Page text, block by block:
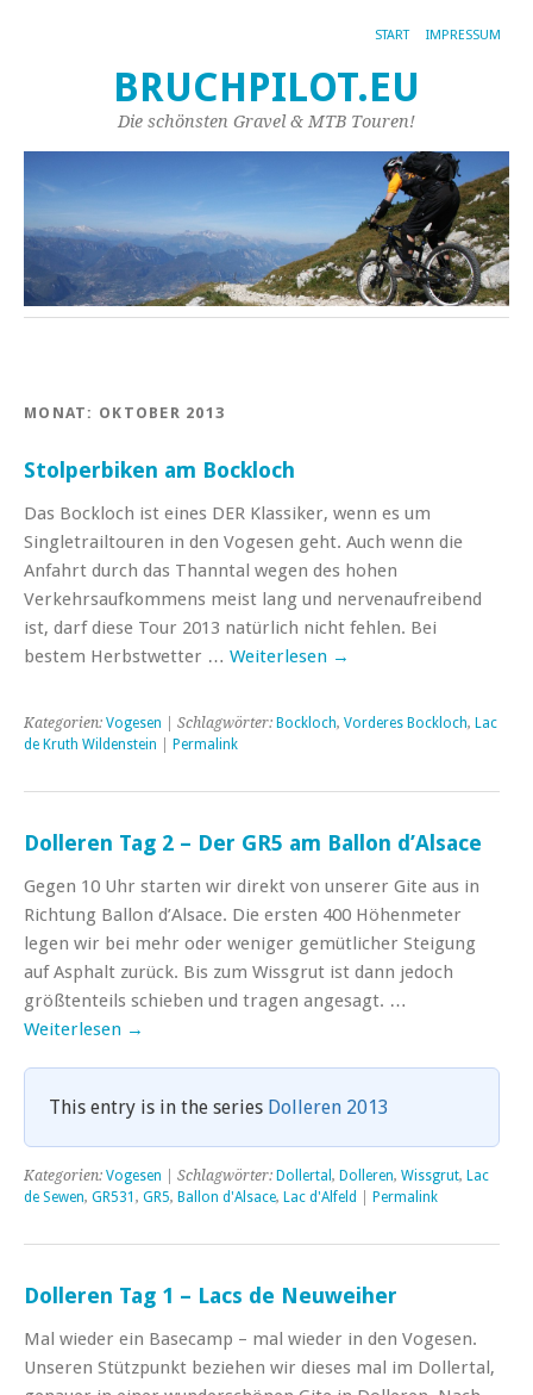
START IMPRESSUM
BRUCHPILOT.EU
Die schönsten Gravel & MTB Touren!
MONAT: OKTOBER 2013
Stolperbiken am Bockloch
Das Bockloch ist eines DER Klassiker, wenn es um
Singletrailtouren in den Vogesen geht. Auch wenn die
Anfahrt durch das Thanntal wegen des hohen
Verkehrsaufkommens meist lang und nervenaufreibend
ist, darf diese Tour 2013 natürlich nicht fehlen. Bei
bestem Herbstwetter … Weiterlesen →
Kategorien: Vogesen | Schlagwörter: Bockloch, Vorderes Bockloch, Lac
de Kruth Wildenstein
Permalink
Dolleren Tag 2 – Der GR5 am Ballon d’Alsace
Gegen 10 Uhr starten wir direkt von unserer Gite aus in
Richtung Ballon d’Alsace. Die ersten 400 Höhenmeter
legen wir bei mehr oder weniger gemütlicher Steigung
auf Asphalt zurück. Bis zum Wissgrut ist dann jedoch
größtenteils schieben und tragen angesagt. …
Weiterlesen →
This entry is in the series Dolleren 2013
Kategorien: Vogesen | Schlagwörter: Dollertal , Dolleren, Wissgrut, Lac
de Sewen, GR531 , GR5, Ballon d'Alsace, Lac d'Alfeld Permalink
Dolleren Tag 1 – Lacs de Neuweiher
Mal wieder ein Basecamp – mal wieder in den Vogesen.
Unseren Stützpunkt beziehen wir dieses mal im Dollertal,